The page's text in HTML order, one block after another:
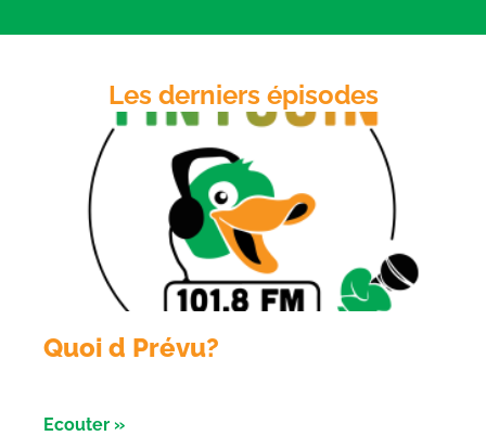
Les derniers épisodes
Quoi d Prévu?
Ecouter »